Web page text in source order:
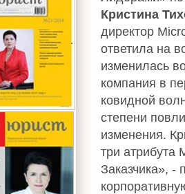
Кристина
директор
ответила на
изменилась
компания в
ковидной
степени
изменения.
три атрибута
Заказчика», -